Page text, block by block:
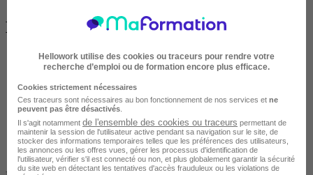
Localité
Hellowork utilise des cookies ou traceurs pour rendre votre
recherche d’emploi ou de formation encore plus efficace.
Cookies strictement nécessaires
Ces traceurs sont nécessaires au bon fonctionnement de nos services et ne
peuvent pas être désactivés
Il s'agit notamment de l'ensemble des cookies ou traceurs permettant de
maintenir la session de l'utilisateur active pendant sa navigation sur le site, de
stocker des informations temporaires telles que les préférences des utilisateurs,
les annonces ou les offres vues, gérer les processus d'identification de
l'utilisateur, vérifier s'il est connecté ou non, et plus globalement garantir la sécurité
du site web en détectant les tentatives d'accès frauduleux ou les violations de